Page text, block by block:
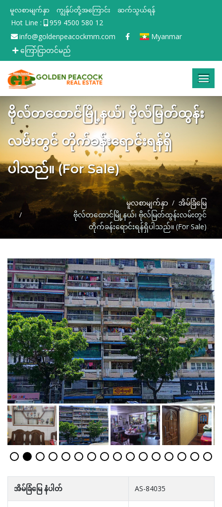
မူလစာမျက်နှာ ကျွန်ုပ်တို့အကြောင်း ဆက်သွယ်ရန်
Hot Line :
959 4500 580 12
info@goldenpeacockmm.com
Myanmar
ကြော်ငြာတင်မည်
ဗိုလ်တထောင်မြို့နယ်၊ ဗိုလ်မြတ်ထွန်း
လမ်းတွင် တိုက်ခန်း‌ရောင်းရန်ရှိ
ပါသည်။ (For Sale)
မူလစာမျက်နှာ
အိမ်ခြံမြေ
ဗိုလ်တထောင်မြို့နယ်၊ ဗိုလ်မြတ်ထွန်းလမ်းတွင်
တိုက်ခန်း‌ရောင်းရန်ရှိပါသည်။ (For Sale)
အိမ်ခြံမြေ နံပါတ် AS-84035